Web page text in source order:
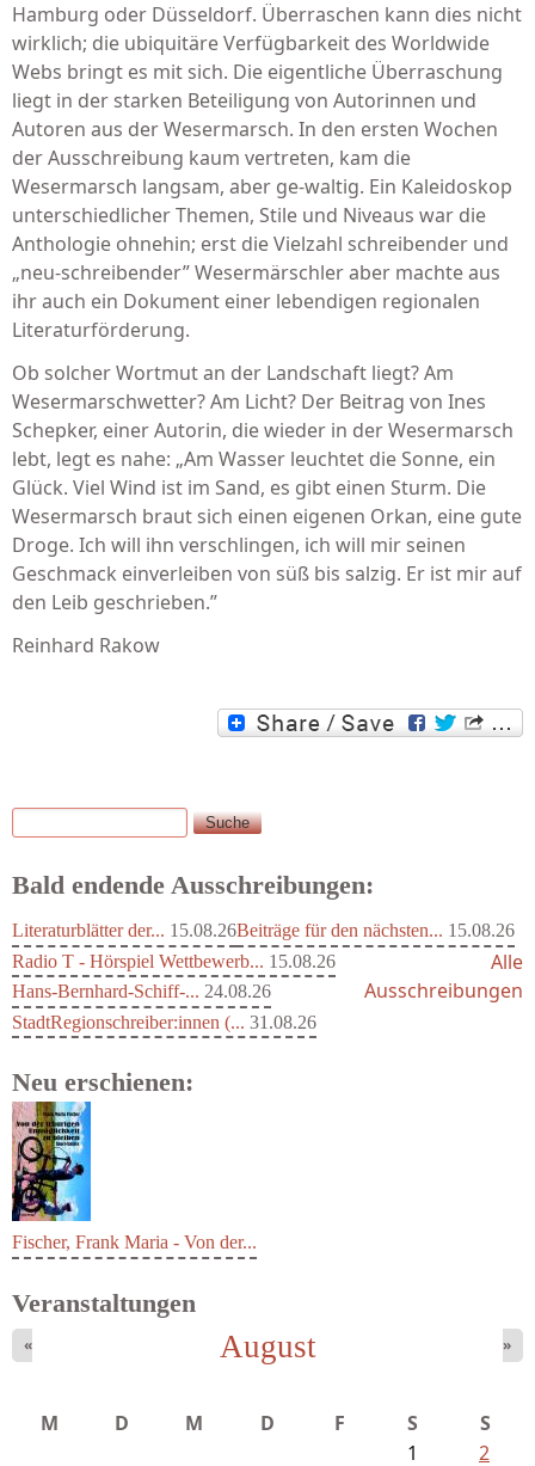
Hamburg oder Düsseldorf. Überraschen kann dies nicht
wirklich; die ubiquitäre Verfügbarkeit des Worldwide
Webs bringt es mit sich. Die eigentliche Überraschung
liegt in der starken Beteiligung von Autorinnen und
Autoren aus der Wesermarsch. In den ersten Wochen
der Ausschreibung kaum vertreten, kam die
Wesermarsch langsam, aber ge-waltig. Ein Kaleidoskop
unterschiedlicher Themen, Stile und Niveaus war die
Anthologie ohnehin; erst die Vielzahl schreibender und
„neu-schreibender” Wesermärschler aber machte aus
ihr auch ein Dokument einer lebendigen regionalen
Literaturförderung.
Ob solcher Wortmut an der Landschaft liegt? Am
Wesermarschwetter? Am Licht? Der Beitrag von Ines
Schepker, einer Autorin, die wieder in der Wesermarsch
lebt, legt es nahe: „Am Wasser leuchtet die Sonne, ein
Glück. Viel Wind ist im Sand, es gibt einen Sturm. Die
Wesermarsch braut sich einen eigenen Orkan, eine gute
Droge. Ich will ihn verschlingen, ich will mir seinen
Geschmack einverleiben von süß bis salzig. Er ist mir auf
den Leib geschrieben.”
Reinhard Rakow
Suchformular
Suche
Bald endende Ausschreibungen:
Literaturblätter der... 15.08.26Beiträge für den nächsten... 15.08.26
Radio T - Hörspiel Wettbewerb... 15.08.26
Hans-Bernhard-Schiff-... 24.08.26
StadtRegionschreiber:innen (... 31.08.26
Alle
Ausschreibungen
Neu erschienen:
Fischer, Frank Maria - Von der...
Veranstaltungen
August
« »
M D M D F S
S
1
2